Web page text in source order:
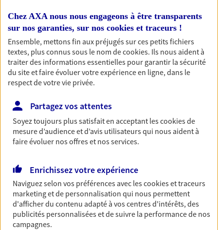
4 Route De Calan, 56400 Brech
Horaires :Fermé
Ouvre le 10 août à 09:00
06 74 32 18 84
N° Orias * (orias.fr) : 23007926
Sabrina Julo
Conseiller AXA Epargne et Protection
56400 Pluneret
Chez AXA nous nous engageons à être transparents
sur nos garanties, sur nos cookies et traceurs !
Ensemble, mettons fin aux préjugés sur ces petits fichiers
textes, plus connus sous le nom decookies. Ils nous aident à
traiter des informations essentielles pour garantir la sécurité
du site et faire évoluer votre expérience en ligne, dans le
respect de votre vie privée.
Partagez vos attentes
Soyez toujours plus satisfait en acceptant lescookiesde
mesure d’audience et d’avis utilisateurs qui nous aident à
faire évoluer nos offres et nos services.
Enrichissez votre expérience
Naviguez selon vos préférences avec lescookies et traceurs
marketing et de personnalisation qui nous permettent
d'afficher du contenu adapté à vos centres d'intérêts, des
publicités personnalisées et de suivre la performance de nos
campagnes.